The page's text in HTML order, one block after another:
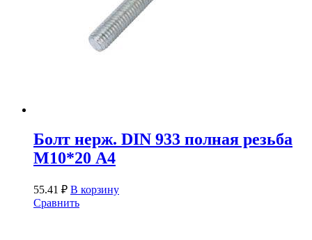
Болт нерж. DIN 933 полная резьба
М10*20 А4
55.41 ₽ В корзину
Сравнить